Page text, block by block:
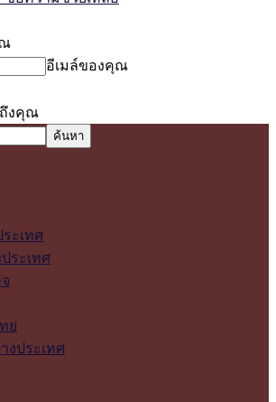
อีเมล์ของคุณ
ถึงคุณ
ะเทศ
ระเทศ
ย
งประเทศ